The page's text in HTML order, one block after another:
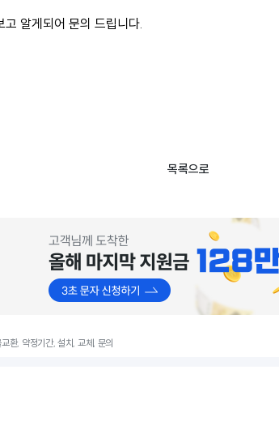
고 알게되어 문의 드립니다.
목록으로
환, 약정기간, 설치, 교체, 문의